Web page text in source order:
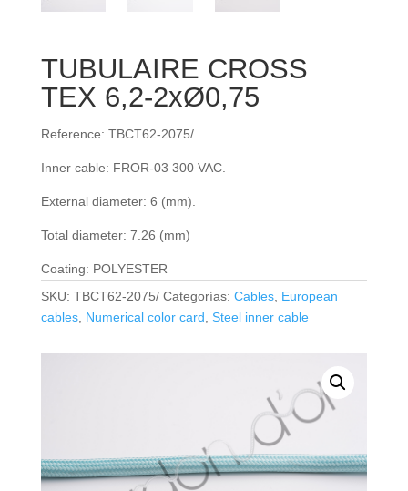
TUBULAIRE CROSS
TEX 6,2-2xØ0,75
Reference: TBCT62-2075/
Inner cable: FROR‐03 300 VAC.
External diameter: 6 (mm).
Total diameter: 7.26 (mm)
Coating: POLYESTER
SKU: TBCT62-2075/ Categorías: Cables, European
cables, Numerical color card Steel inner cable